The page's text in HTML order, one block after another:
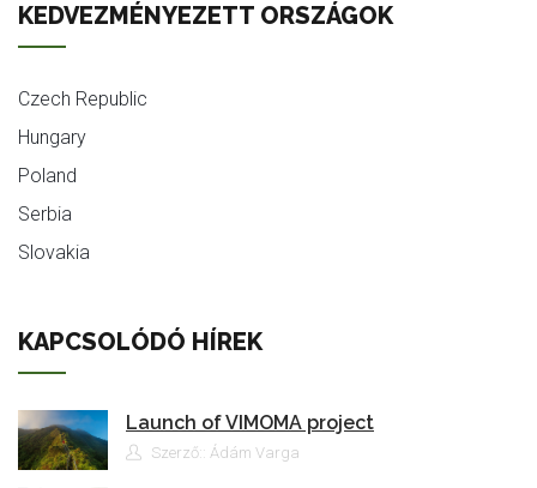
KEDVEZMÉNYEZETT ORSZÁGOK
Czech Republic
Hungary
Poland
Serbia
Slovakia
KAPCSOLÓDÓ HÍREK
Launch of VIMOMA project
Szerző:: Ádám Varga